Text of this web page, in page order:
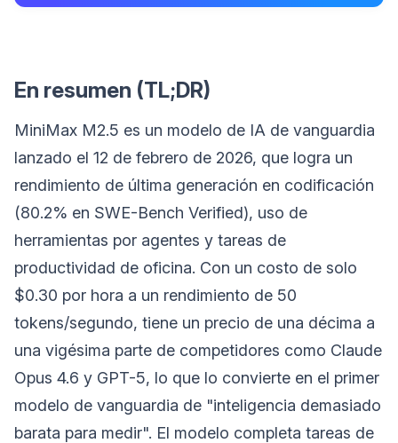
En resumen (TL;DR)
MiniMax M2.5 es un modelo de IA de vanguardia
lanzado el 12 de febrero de 2026, que logra un
rendimiento de última generación en codificación
(80.2% en SWE-Bench Verified), uso de
herramientas por agentes y tareas de
productividad de oficina. Con un costo de solo
$0.30 por hora a un rendimiento de 50
tokens/segundo, tiene un precio de una décima a
una vigésima parte de competidores como Claude
Opus 4.6 y GPT-5, lo que lo convierte en el primer
modelo de vanguardia de "inteligencia demasiado
barata para medir". El modelo completa tareas de